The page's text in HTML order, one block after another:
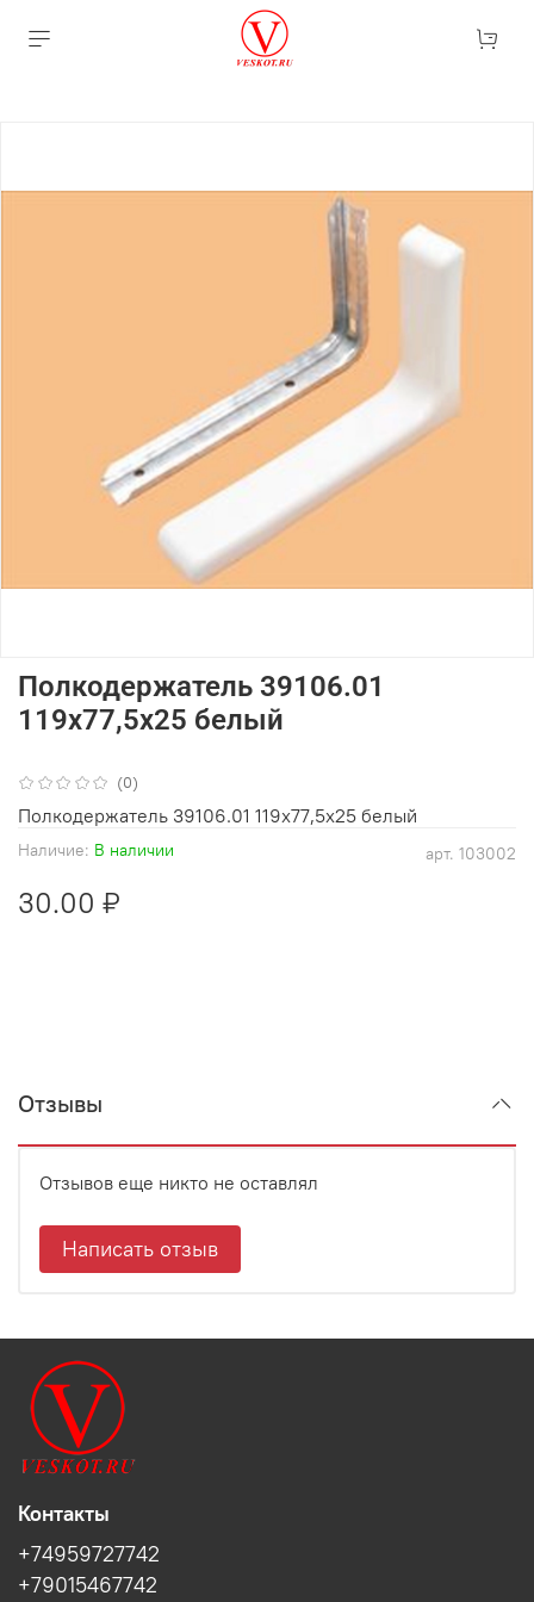
(0)
арт. 103002
Наличие: В наличии
Полкодержатель 39106.01
119х77,5х25 белый
30.00 ₽
Полкодержатель 39106.01 119х77,5х25 белый
Отзывы
Отзывов еще никто не оставлял
Написать отзыв
Контакты
+74959727742
+79015467742